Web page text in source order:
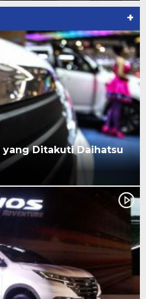
+
yang Ditakuti Daihatsu